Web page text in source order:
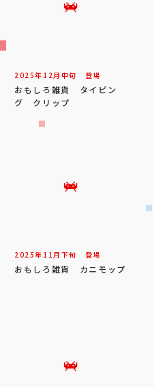
2025年 12 月 中旬 登場
おもしろ雑貨 タイピン
グ クリップ
2025年 11 月 下旬 登場
おもしろ雑貨 カニモップ